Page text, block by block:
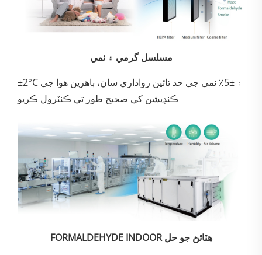
مسلسل گرمي ۽ نمي
±2°C ۽ ±5٪ نمي جي حد تائين رواداري سان، ٻاهرين هوا جي
ڪنڊيشن کي صحيح طور تي ڪنٽرول ڪريو
FORMALDEHYDE INDOOR هٽائڻ جو حل